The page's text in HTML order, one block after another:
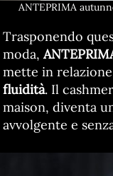
ANTEPRIMA
Trasponendo
moda,
mette in relazione
fluidità. Il
maison, diventa
avvolgente e